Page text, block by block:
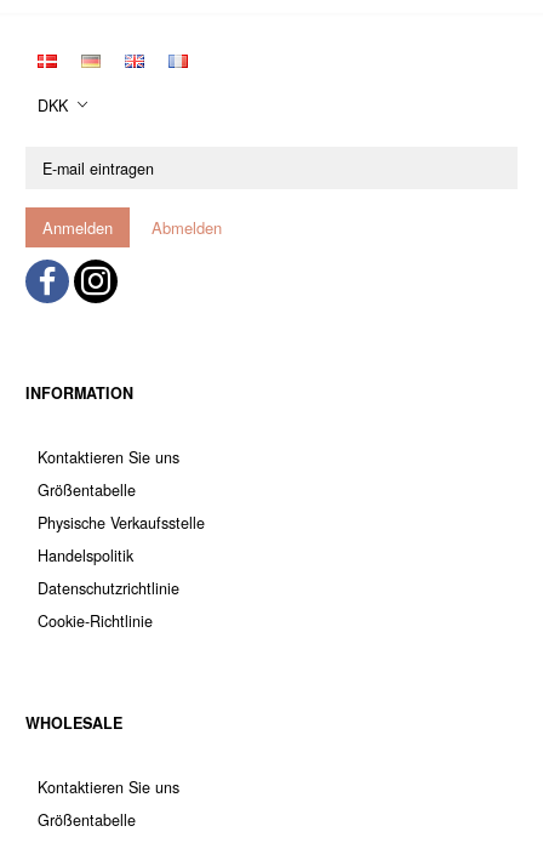
DKK
mail
Anmelden Abmelden
INFORMATION
Kontaktieren Sie uns
Größentabelle
Physische Verkaufsstelle
Handelspolitik
Datenschutzrichtlinie
Cookie-Richtlinie
WHOLESALE
Kontaktieren Sie uns
Größentabelle